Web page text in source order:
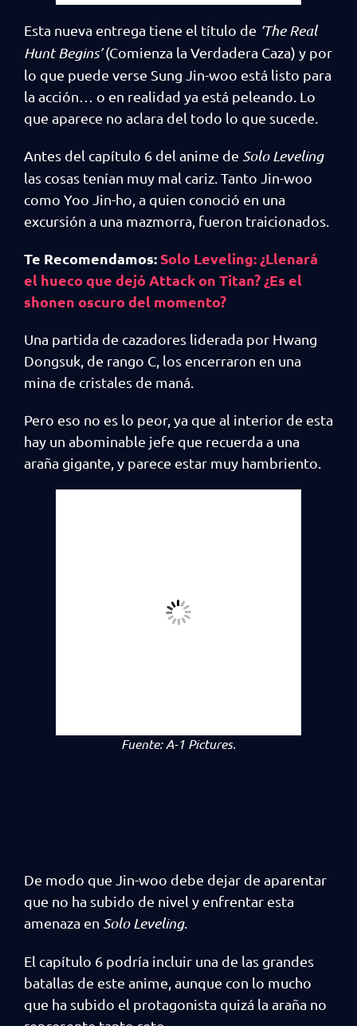
Esta nueva entrega tiene el título de ‘The Real
Hunt Begins’(Comienza la Verdadera Caza) y por
lo que puede verse Sung Jin-woo está listo para
la acción… o en realidad ya está peleando. Lo
que aparece no aclara del todo lo que sucede.
Antes del capítulo 6 del anime de Solo Leveling
las cosas tenían muy mal cariz. Tanto Jin-woo
como Yoo Jin-ho, a quien conoció en una
excursión a una mazmorra, fueron traicionados.
Te Recomendamos:Solo Leveling: ¿Llenará
el hueco que dejó Attack on Titan? ¿Es el
shonen oscuro del momento?
Una partida de cazadores liderada por Hwang
Dongsuk, de rango C, los encerraron en una
mina de cristales de maná.
Pero eso no es lo peor, ya que al interior de esta
hay un abominable jefe que recuerda a una
araña gigante, y parece estar muy hambriento.
Fuente:A-1 Pictures.
De modo que Jin-woo debe dejar de aparentar
que no ha subido de nivel y enfrentar esta
amenaza en Solo Leveling.
El capítulo 6 podría incluir una de las grandes
batallas de este anime, aunque con lo mucho
que ha subido el protagonista quizá la araña no